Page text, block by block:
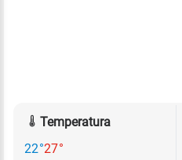
Temperatura
22°27°